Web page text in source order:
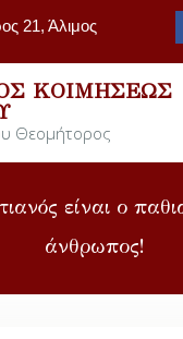
21, Άλιμος
ΚΟΙΜΉΣΕΩΣ
Θεομήτορος
είναι ο
άνθρωπος!